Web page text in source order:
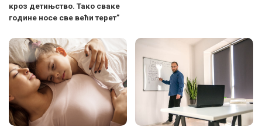
кроз детињство. Тако сваке
године носе све већи терет”